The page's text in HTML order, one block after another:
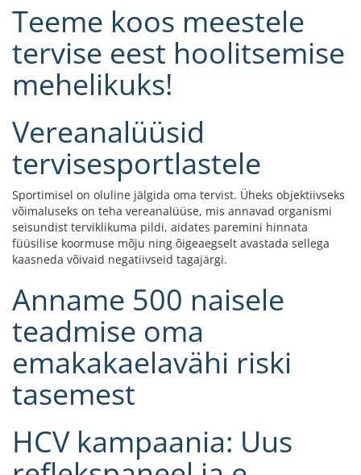
Teeme koos meestele
tervise eest hoolitsemise
mehelikuks!
Vereanalüüsid
tervisesportlastele
Sportimisel on oluline jälgida oma tervist. Üheks objektiivseks
võimaluseks on teha vereanalüüse, mis annavad organismi
seisundist terviklikuma pildi, aidates paremini hinnata
füüsilise koormuse mõju ning õigeaegselt avastada sellega
kaasneda võivaid negatiivseid tagajärgi.
Anname 500 naisele
teadmise oma
emakakaelavähi riski
tasemest
HCV kampaania: Uus